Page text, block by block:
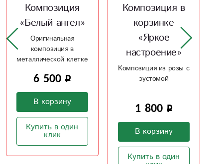
Композиция в
корзинке
«Яркое
настроение»
эустомой
1 800
В корзину
Купить в один
Композиция в
ящике «Для
настроения»
Цветочная
скажет за вас
Купить в один
клик